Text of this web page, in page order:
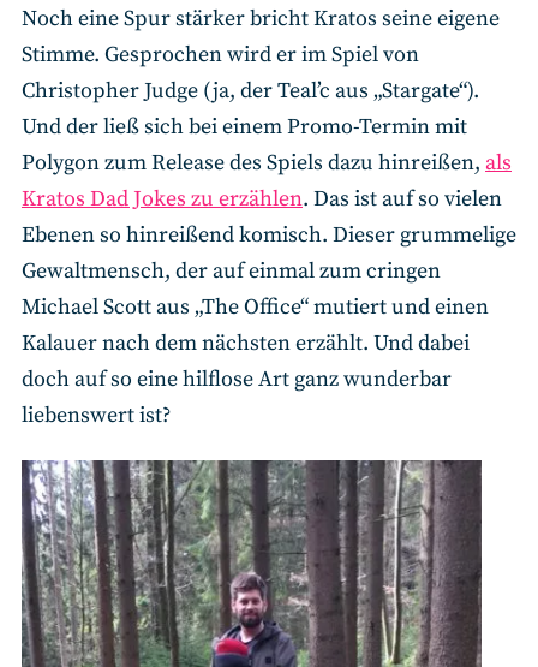
Noch eine Spur stärker bricht Kratos seine eigene
Stimme. Gesprochen wird er im Spiel von
Christopher Judge (ja, der Teal’c aus „Stargate“).
Und der ließ sich bei einem Promo-Termin mit
Polygon zum Release des Spiels dazu hinreißen, als
Kratos Dad Jokes zu erzählen. Das ist auf so vielen
Ebenen so hinreißend komisch. Dieser grummelige
Gewaltmensch, der auf einmal zum cringen
Michael Scott aus „The Office“ mutiert und einen
Kalauer nach dem nächsten erzählt. Und dabei
doch auf so eine hilflose Art ganz wunderbar
liebenswert ist?